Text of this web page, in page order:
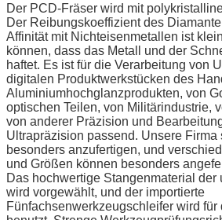
Der PCD-Fräser wird mit
Der Reibungskoeffizient des
Affinität mit Nichteisenmetallen ist
können, dass das Metall und der
haftet. Es ist für die Verarbeitung von
digitalen Produktwerkstücken des
Aluminiumhochglanzprodukten, von
optischen Teilen, von Militärindustrie,
von anderer Präzision und
Ultrapräzision passend. Unsere
besonders anzufertigen, und
und Größen können besonders
Das hochwertige Stangenmaterial der
wird vorgewählt, und der importierte
Fünfachsenwerkzeugschleifer wird für